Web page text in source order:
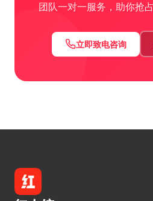
团队一对一服务，助你抢
立即致电咨询